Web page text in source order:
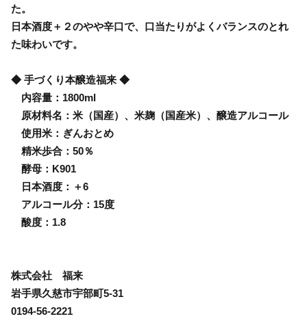
た。
日本酒度＋２のやや辛口で、口当たりがよくバランスのとれ
た味わいです。
◆ 手づくり本醸造福来 ◆
内容量：1800ml
原材料名：米（国産）、米麹（国産米）、醸造アルコール
使用米：ぎんおとめ
精米歩合：50％
酵母：K901
日本酒度：＋6
アルコール分：15度
酸度：1.8
株式会社 福来
岩手県久慈市宇部町5-31
0194-56-2221